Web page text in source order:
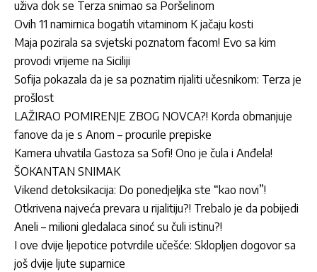
uživa dok se Terza snimao sa Poršelinom
Ovih 11 namirnica bogatih vitaminom K jačaju kosti
Maja pozirala sa svjetski poznatom facom! Evo sa kim
provodi vrijeme na Siciliji
Sofija pokazala da je sa poznatim rijaliti učesnikom: Terza je
prošlost
LAŽIRAO POMIRENJE ZBOG NOVCA?! Korda obmanjuje
fanove da je s Anom – procurile prepiske
Kamera uhvatila Gastoza sa Sofi! Ono je čula i Anđela!
ŠOKANTAN SNIMAK
Vikend detoksikacija: Do ponedjeljka ste “kao novi”!
Otkrivena najveća prevara u rijalitiju?! Trebalo je da pobijedi
Aneli – milioni gledalaca sinoć su čuli istinu?!
I ove dvije ljepotice potvrdile učešće: Sklopljen dogovor sa
još dvije ljute suparnice